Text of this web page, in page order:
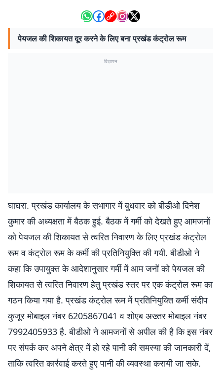
पेयजल की शिकायत दूर करने के लिए बना प्रखंड कंट्रोल रूम
विज्ञापन
घाघरा. प्रखंड कार्यालय के सभागार में बुधवार को बीडीओ दिनेश
कुमार की अध्यक्षता में बैठक हुई. बैठक में गर्मी को देखते हुए आमजनों
को पेयजल की शिकायत से त्वरित निवारण के लिए प्रखंड कंट्रोल
रूम व कंट्रोल रूम के कर्मी की प्रतिनियुक्ति की गयी. बीडीओ ने
कहा कि उपायुक्त के आदेशानुसार गर्मी में आम जनों को पेयजल की
शिकायत से त्वरित निवारण हेतु प्रखंड स्तर पर एक कंट्रोल रूम का
गठन किया गया है. प्रखंड कंट्रोल रूम में प्रतिनियुक्ति कर्मी संदीप
कुजूर मोबाइल नंबर 6205867041 व शोएब अख्तर मोबाइल नंबर
7992405933 है. बीडीओ ने आमजनों से अपील की है कि इस नंबर
पर संपर्क कर अपने क्षेत्र में हो रहे पानी की समस्या की जानकारी दें,
ताकि त्वरित कार्रवाई करते हुए पानी की व्यवस्था करायी जा सके.